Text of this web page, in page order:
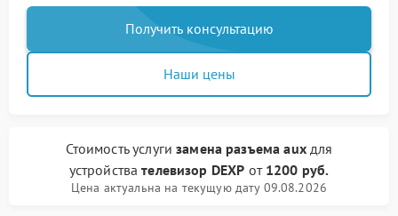
Получить консультацию
Наши цены
Стоимость услугизамена разъема auxдля
устройствателевизор DEXP от 1200 руб.
Цена актуальна на текущую дату 09.08.2026